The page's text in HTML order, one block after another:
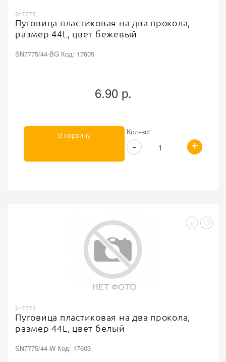
Sn7775
Пуговица пластиковая на два прокола,
размер 44L, цвет бежевый
SN7775/44-BG Код: 17605
6.90 р.
Кол-во:
+
-
В корзину
Sn7775
Пуговица пластиковая на два прокола,
размер 44L, цвет белый
SN7775/44-W Код: 17603